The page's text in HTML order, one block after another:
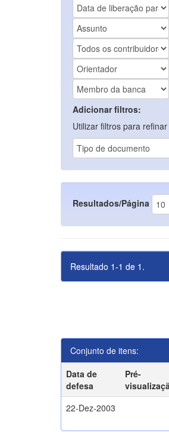
Adicionar filtros:
Utilizar filtros para
Resultados/Página
Resultado 1-1 de 1.
Conjunto de itens:
Data de
defesa
Pré-
22-Dez-2003